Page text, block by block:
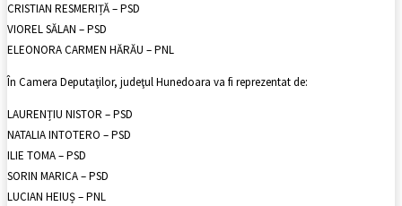
CRISTIAN RESMERIȚĂ – PSD
VIOREL SĂLAN – PSD
ELEONORA CARMEN HĂRĂU – PNL
În Camera Deputaţilor, judeţul Hunedoara va fi reprezentat de:
LAURENȚIU NISTOR – PSD
NATALIA INTOTERO – PSD
ILIE TOMA – PSD
SORIN MARICA – PSD
LUCIAN HEIUȘ – PNL